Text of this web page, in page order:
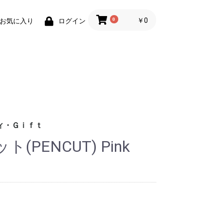
お気に入り ログイン 0 ￥0
・Ｇｉｆｔ
)グッズ
ン小物
ト(PENCUT) Pink